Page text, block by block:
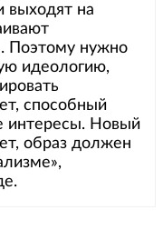
выходят на
Поэтому нужно
идеологию,
способный
интересы. Новый
образ должен